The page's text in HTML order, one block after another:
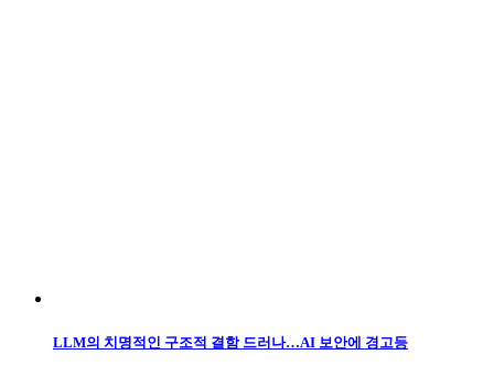
LLM의 치명적인 구조적 결함 드러나…AI 보안에 경고등